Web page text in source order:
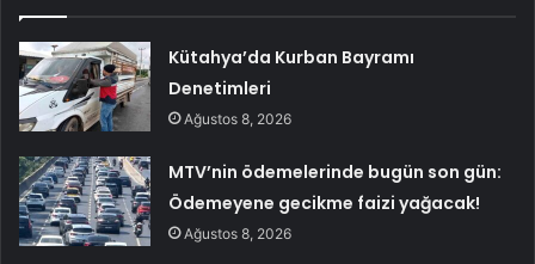
Kütahya’da Kurban Bayramı
Denetimleri
Ağustos 8, 2026
MTV’nin ödemelerinde bugün son gün:
Ödemeyene gecikme faizi yağacak!
Ağustos 8, 2026